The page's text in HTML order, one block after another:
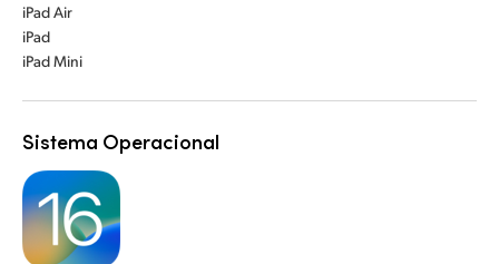
iPad Air
iPad
iPad Mini
Sistema Operacional